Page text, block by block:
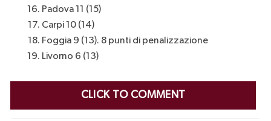
Padova 11 (15)
Carpi 10 (14)
Foggia 9 (13). 8 punti di penalizzazione
Livorno 6 (13)
CLICK TO COMMENT